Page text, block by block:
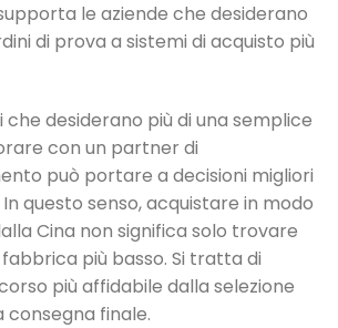
le aziende che desiderano
di prova a sistemi di acquisto più
che desiderano più di una semplice
con un partner di
può portare a decisioni migliori
questo senso, acquistare in modo
Cina non significa solo trovare
più basso. Si tratta di
più affidabile dalla selezione
finale.